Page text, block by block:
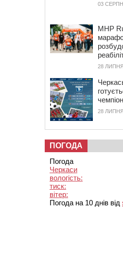
03
MHP
28 ЛИПНЯ
28 ЛИПНЯ
ПОГОДА
Погода
Черкаси
вологість:
тиск:
вітер:
Погода на 10 днів від